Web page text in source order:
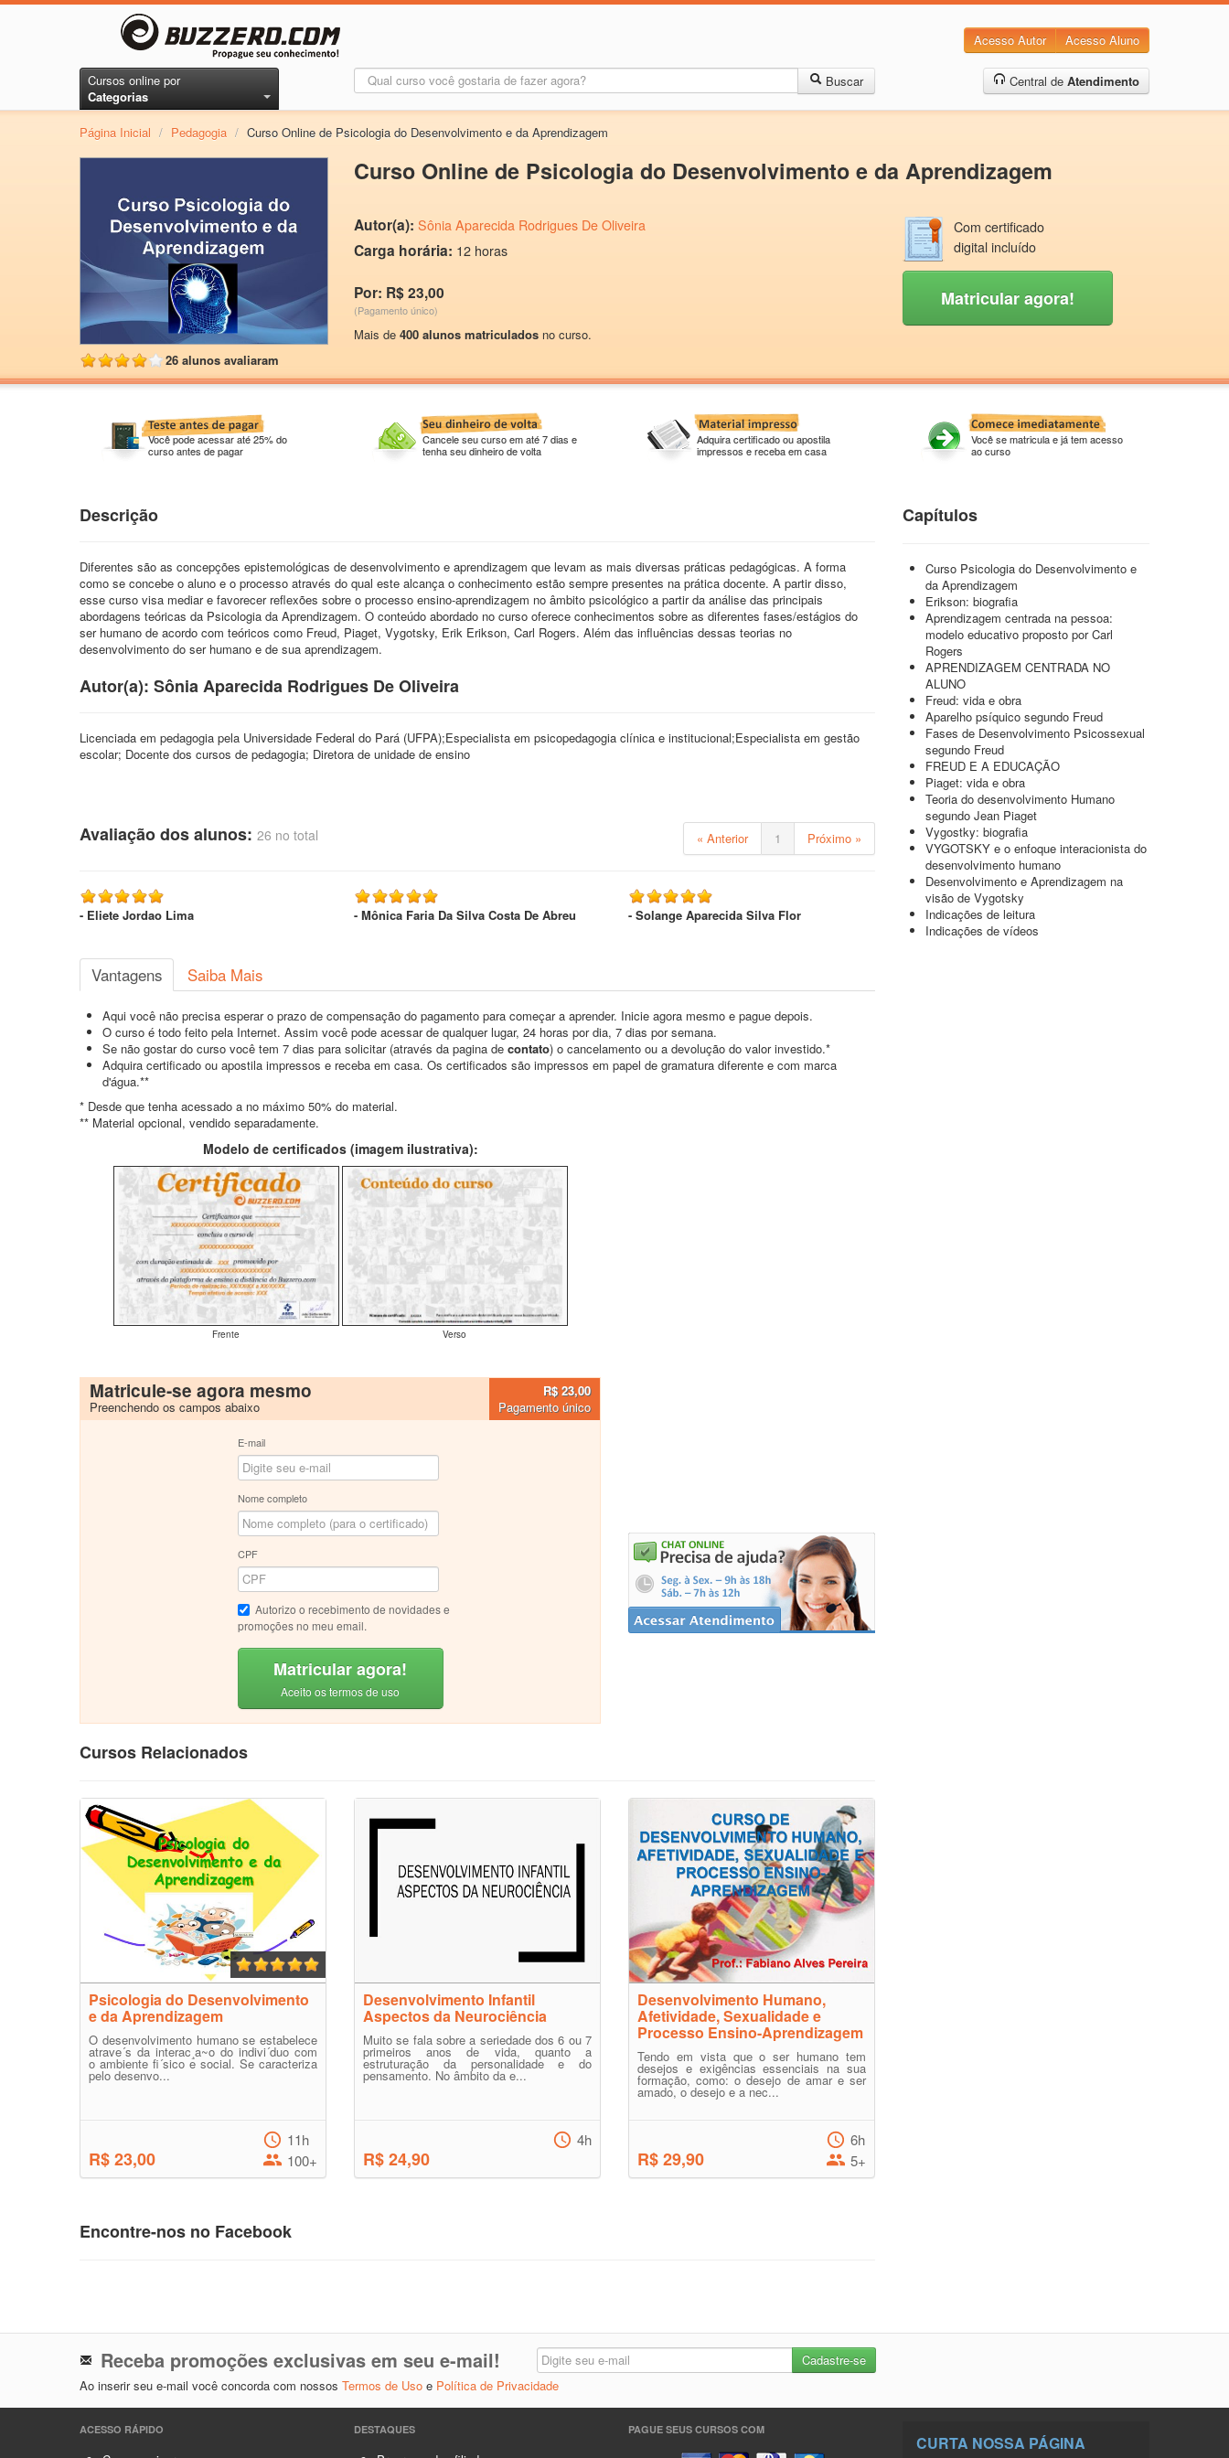
Acesso Autor Acesso Aluno
Cursos online por
Categorias
Buscar Central de Atendimento
Página Inicial / Pedagogia / Curso Online de Psicologia do Desenvolvimento e da Aprendizagem
26 alunos avaliaram
Curso Online de Psicologia do Desenvolvimento e da Aprendizagem
Autor(a): Sônia Aparecida Rodrigues De Oliveira
Carga horária: 12 horas
Por: R$ 23,00
(Pagamento único)
Mais de 400 alunos matriculados no curso.
Com certificado
digital incluído
Matricular agora!
Você pode acessar até 25% do
curso antes de pagar
Cancele seu curso em até 7 dias e
tenha seu dinheiro de volta
Adquira certificado ou apostila
impressos e receba em casa
Você se matricula e já tem acesso
ao curso
Descrição
Diferentes são as concepções epistemológicas de desenvolvimento e aprendizagem que levam as mais diversas práticas pedagógicas. A forma
como se concebe o aluno e o processo através do qual este alcança o conhecimento estão sempre presentes na prática docente. A partir disso,
esse curso visa mediar e favorecer reflexões sobre o processo ensino-aprendizagem no âmbito psicológico a partir da análise das principais
abordagens teóricas da Psicologia da Aprendizagem. O conteúdo abordado no curso oferece conhecimentos sobre as diferentes fases/estágios do
ser humano de acordo com teóricos como Freud, Piaget, Vygotsky, Erik Erikson, Carl Rogers. Além das influências dessas teorias no
desenvolvimento do ser humano e de sua aprendizagem.
Autor(a): Sônia Aparecida Rodrigues De Oliveira
Licenciada em pedagogia pela Universidade Federal do Pará (UFPA);Especialista em psicopedagogia clínica e institucional;Especialista em gestão
escolar; Docente dos cursos de pedagogia; Diretora de unidade de ensino
Avaliação dos alunos: 26 no total « Anterior 1 Próximo »
- Eliete Jordao Lima - Mônica Faria Da Silva Costa De Abreu - Solange Aparecida Silva Flor
Vantagens Saiba Mais
Aqui você não precisa esperar o prazo de compensação do pagamento para começar a aprender. Inicie agora mesmo e pague depois.
O curso é todo feito pela Internet. Assim você pode acessar de qualquer lugar, 24 horas por dia, 7 dias por semana.
Se não gostar do curso você tem 7 dias para solicitar (através da pagina de contato) o cancelamento ou a devolução do valor investido.*
Adquira certificado ou apostila impressos e receba em casa. Os certificados são impressos em papel de gramatura diferente e com marca
d'água.**
* Desde que tenha acessado a no máximo 50% do material.
** Material opcional, vendido separadamente.
Modelo de certificados (imagem ilustrativa):
Frente Verso
Matricule-se agora mesmo
Preenchendo os campos abaixo
R$ 23,00
Pagamento único
E-mail
Nome completo
CPF
Autorizo o recebimento de novidades e
promoções no meu email.
Matricular agora!
Aceito os termos de uso
Cursos Relacionados
Psicologia do Desenvolvimento
e da Aprendizagem
O desenvolvimento humano se estabelece
atrave´s da interac¸a~o do indivi´duo com
o ambiente fi´sico e social. Se caracteriza
pelo desenvo...
R$ 23,00
11h
100+
Desenvolvimento Infantil
Aspectos da Neurociência
Muito se fala sobre a seriedade dos 6 ou 7
primeiros anos de vida, quanto a
estruturação da personalidade e do
pensamento. No âmbito da e...
R$ 24,90
4h
Desenvolvimento Humano,
Afetividade, Sexualidade e
Processo Ensino-Aprendizagem
Tendo em vista que o ser humano tem
desejos e exigências essenciais na sua
formação, como: o desejo de amar e ser
amado, o desejo e a nec...
R$ 29,90
6h
5+
Encontre-nos no Facebook
Capítulos
Curso Psicologia do Desenvolvimento e
da Aprendizagem
Erikson: biografia
Aprendizagem centrada na pessoa:
modelo educativo proposto por Carl
Rogers
APRENDIZAGEM CENTRADA NO
ALUNO
Freud: vida e obra
Aparelho psíquico segundo Freud
Fases de Desenvolvimento Psicossexual
segundo Freud
FREUD E A EDUCAÇÃO
Piaget: vida e obra
Teoria do desenvolvimento Humano
segundo Jean Piaget
Vygostky: biografia
VYGOTSKY e o enfoque interacionista do
desenvolvimento humano
Desenvolvimento e Aprendizagem na
visão de Vygotsky
Indicações de leitura
Indicações de vídeos
Receba promoções exclusivas em seu e-mail!
Ao inserir seu e-mail você concorda com nossos Termos de Uso e Política de Privacidade
ACESSO RÁPIDO DESTAQUES PAGUE SEUS CURSOS COM
CURTA NOSSA PÁGINA